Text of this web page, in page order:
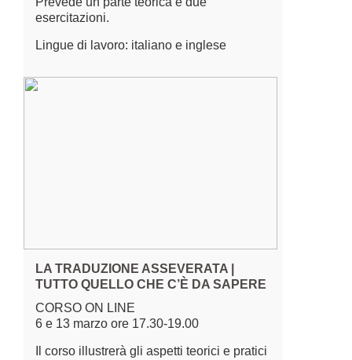
esercitazioni.
Lingue di lavoro: italiano e inglese
LA TRADUZIONE ASSEVERATA |
TUTTO QUELLO CHE C’È DA SAPERE
CORSO ON LINE
6 e 13 marzo ore 17.30-19.00
Il corso illustrerà gli aspetti teorici e pratici